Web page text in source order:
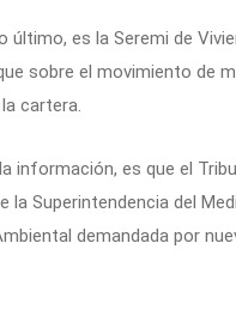
último, es la Seremi de
sobre el movimiento de
cartera.
información, es que el
la Superintendencia del
demandada por